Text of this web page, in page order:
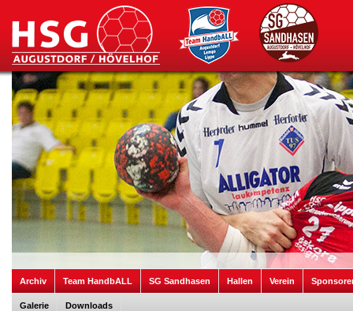
Archiv Team HandbALL SG Sandhasen Hallen Verein
Galerie Downloads